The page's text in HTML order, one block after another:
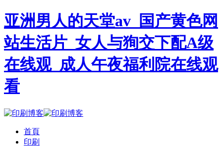
亚洲男人的天堂av_国产黄色网
站生活片_女人与狥交下配A级
在线观_成人午夜福利院在线观
看
首頁
印刷